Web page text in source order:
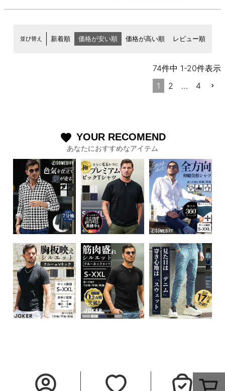
並び替え 新着順 価格が安い順 価格が高い順 レビュー順
74件中 1-20件表示
1
2 … 4
favorite YOUR RECOMEND
あなたにおすすめなアイテム